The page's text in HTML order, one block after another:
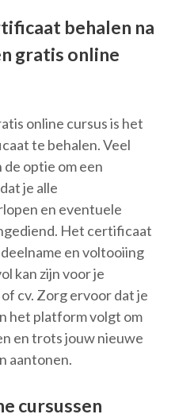
behalen na
gratis online
online cursus is het
te behalen. Veel
optie om een
je alle
en eventuele
Het certificaat
en voltooiing
kan zijn voor je
cv. Zorg ervoor dat je
het platform volgt om
en trots jouw nieuwe
aantonen.
cursussen